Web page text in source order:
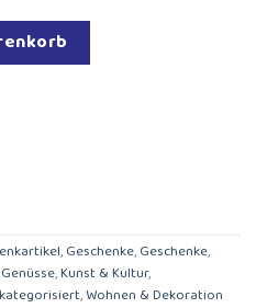
,Geschenke,Geschenke,
,Kunst & Kultur,
,Wohnen & Dekoration